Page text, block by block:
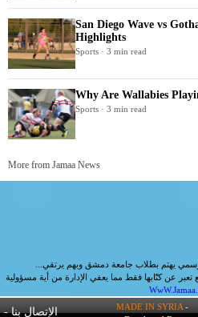
San Diego Wave vs
Highlights
Sports · 3 min read
Why Are Wallabies
Sports · 3 min read
More from Jamaa News
يهتم بطلاب جامعة دمشق وبهم يرتقي...
تعبر عن كتّابها فقط مما يعفي الإدارة من أية مسؤولية
MADE IN SYRIA-
الإتصال بنا-